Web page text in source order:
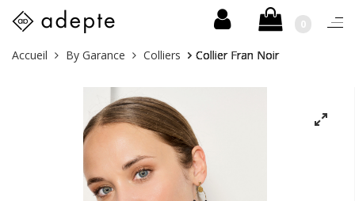
Skip
0
Vous
Accueil By Garance Colliers Collier Fran Noir